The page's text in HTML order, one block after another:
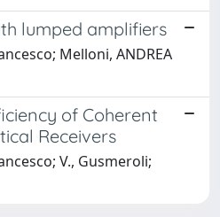
lumped amplifiers
Melloni, ANDREA
of Coherent
Receivers
V., Gusmeroli;